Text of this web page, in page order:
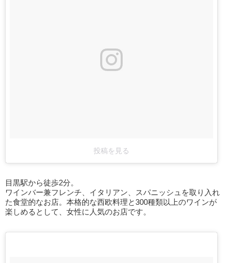
投稿を見る
目黒駅から徒歩2分。
ワインバー兼フレンチ、イタリアン、スパニッシュを取り入れ
た食堂的なお店。本格的な西欧料理と300種類以上のワインが
楽しめるとして、女性に人気のお店です。